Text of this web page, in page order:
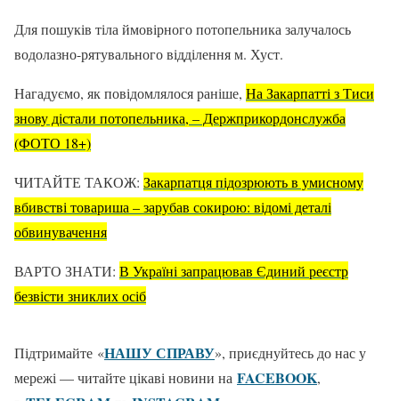
Для пошуків тіла ймовірного потопельника залучалось
водолазно-рятувального відділення м. Хуст.
Нагадуємо, як повідомлялося раніше, На Закарпатті з Тиси
знову дістали потопельника, – Держприкордонслужба
(ФОТО 18+)
ЧИТАЙТЕ ТАКОЖ: Закарпатця підозрюють в умисному
вбивстві товариша – зарубав сокирою: відомі деталі
обвинувачення
ВАРТО ЗНАТИ: В Україні запрацював Єдиний реєстр
безвісти зниклих осіб
Підтримайте «НАШУ СПРАВУ», приєднуйтесь до нас у
мережі — читайте цікаві новини на FACEBOOK,